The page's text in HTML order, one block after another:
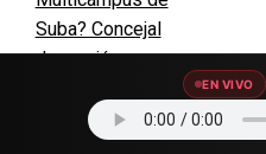
EN VIVO